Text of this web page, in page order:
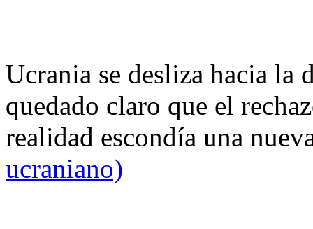
Ucrania se desliza hacia
quedado claro que el
realidad escondía una
ucraniano)